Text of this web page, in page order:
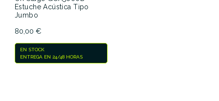
Estuche Acústica Tipo
Jumbo
80,00 €
EN STOCK
ENTREGA EN 24/48 HORAS